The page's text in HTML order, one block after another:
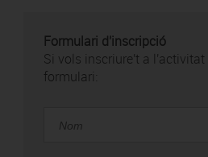
Formulari d'inscripció
Si vols inscriure't a
formulari: